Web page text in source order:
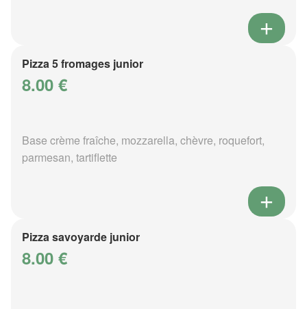
Pizza 5 fromages junior
8.00 €
Base crème fraîche, mozzarella, chèvre, roquefort,
parmesan, tartiflette
Pizza savoyarde junior
8.00 €